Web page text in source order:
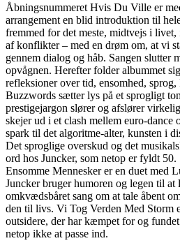
Åbningsnummeret Hvis Du Ville er
arrangement en blid introduktion til
fremmed for det meste, midtvejs i
af konflikter – med en drøm om, at vi
gennem dialog og håb. Sangen slutter
opvågnen. Herefter folder albummet
refleksioner over tid, ensomhed,
Buzzwords sætter lys på et sprogligt
prestigejargon slører og afslører
skejer ud i et clash mellem euro-dance
spark til det algoritme-alter, kunsten i
Det sproglige overskud og det
ord hos Juncker, som netop er fyldt
Ensomme Mennesker er en duet med
Juncker bruger humoren og legen til at
omkvædsbåret sang om at tale åbent
den til livs. Vi Tog Verden Med Storm
outsidere, der har kæmpet for og
netop ikke at passe ind.